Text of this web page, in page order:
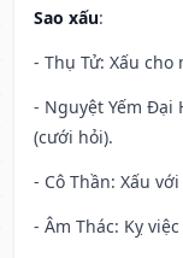
Sao xấu:
- Thụ Tử: Xấu
- Nguyệt Yếm Đại
(cưới hỏi).
- Cô Thần: Xấu
- Âm Thác: Kỵ